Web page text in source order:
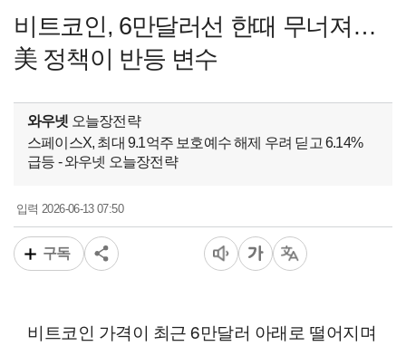
비트코인, 6만달러선 한때 무너져…
美 정책이 반등 변수
와우넷 오늘장전략
스페이스X, 최대 9.1억주 보호예수 해제 우려 딛고 6.14%
급등 - 와우넷 오늘장전략
입력2026-06-13 07:50
구독
비트코인 가격이 최근 6만달러 아래로 떨어지며